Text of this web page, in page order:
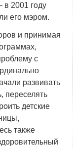
в 2001 году
его мэром.
и принимая
с
развивать
переселять
детские
также